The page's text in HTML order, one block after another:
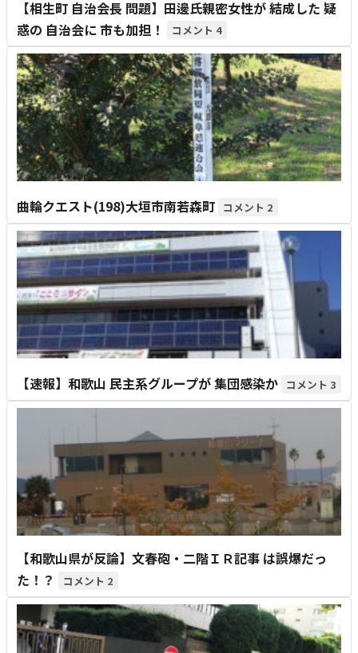
【相生町 自治会長 問題】田邊氏親密女性が 結成した 疑
惑の 自治会に 市も加担！
4
曲輪クエスト(198)大垣市南若森町 2
【速報】和歌山 民主系グループが 集団感染か 3
【和歌山県が反論】文春砲・二階ＩＲ記事 は誤爆だっ
た！？
2